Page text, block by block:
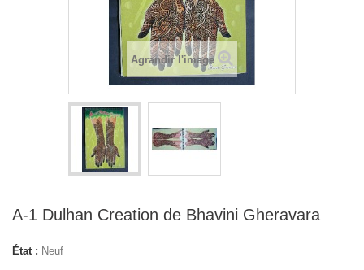
Agrandir l'image
A-1 Dulhan Creation de Bhavini Gheravara
État : Neuf